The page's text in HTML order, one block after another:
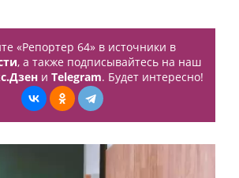
«Репортер 64» в источники в
, а также подписывайтесь на наш
и Telegram. Будет интересно!